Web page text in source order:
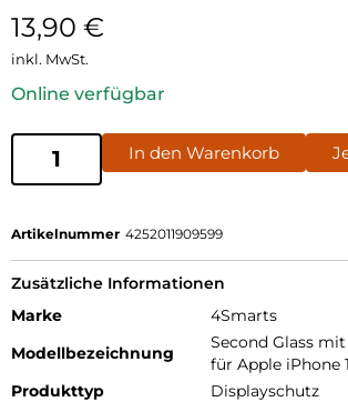
13,90 €
inkl. MwSt.
Online verfügbar
In den Warenkorb
Artikelnummer 4252011909599
Zusätzliche Informationen
Marke
4Smarts
Modellbezeichnung
Second Glass
für Apple iPhone
Produkttyp
Displayschutz